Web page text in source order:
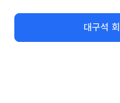
대구석
대표전화 033-738-3000 (유료,
202-81-50707
메뉴 검색